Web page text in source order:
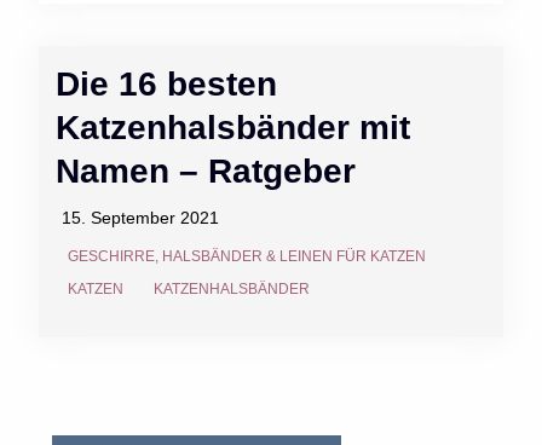
Die 16 besten
Katzenhalsbänder mit
Namen – Ratgeber
15. September 2021
GESCHIRRE, HALSBÄNDER & LEINEN FÜR KATZEN
KATZEN
KATZENHALSBÄNDER